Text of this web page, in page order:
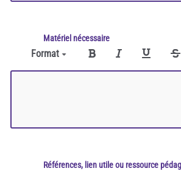
Matériel nécessaire
Format
Références, lien utile ou ressource